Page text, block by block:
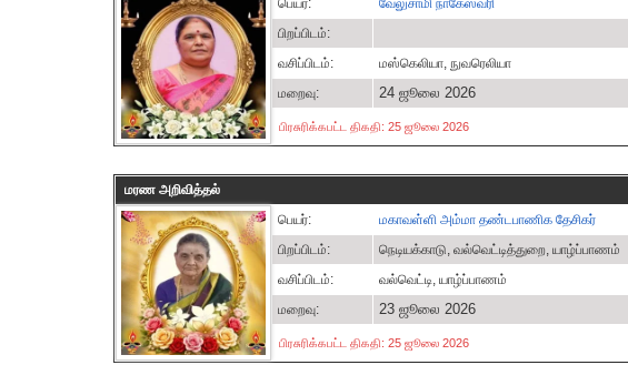
பெயர்:
வேலுசாமி நாகேஸ்வரி
பிறப்பிடம்:
வசிப்பிடம்:
மஸ்கெலியா, நுவரெலியா
மறைவு:
24 ஜூலை 2026
பிரசுரிக்கபட்ட திகதி: 25 ஜூலை 2026
மரண அறிவித்தல்
பெயர்:
மகாவள்ளி அம்மா தண்டபாணிக தேசிகர்
பிறப்பிடம்:
நெடியக்காடு, வல்வெட்டித்துறை, யாழ்ப்பாணம்
வசிப்பிடம்:
வல்வெட்டி, யாழ்ப்பாணம்
மறைவு:
23 ஜூலை 2026
பிரசுரிக்கபட்ட திகதி: 25 ஜூலை 2026